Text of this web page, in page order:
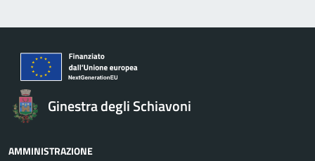
Ginestra degli Schiavoni
AMMINISTRAZIONE